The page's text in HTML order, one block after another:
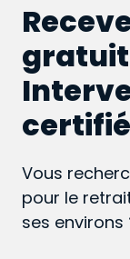
gratuit
Vous
pour le
ses environs